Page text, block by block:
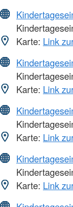
Karte: Link
Karte: Link
Karte: Link
Karte: Link